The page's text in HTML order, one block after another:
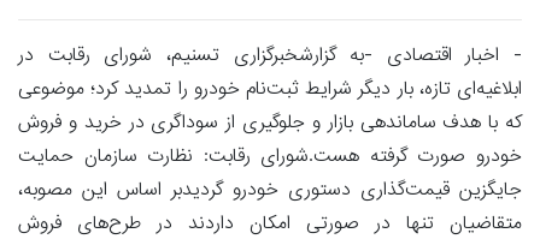
- اخبار اقتصادی -به گزارشخبرگزاری تسنیم، شورای رقابت در
ابلاغیه‌ای تازه، بار دیگر شرایط ثبت‌نام خودرو را تمدید کرد؛ موضوعی
که با هدف ساماندهی بازار و جلوگیری از سوداگری در خرید و فروش
خودرو صورت گرفته هست.شورای رقابت: نظارت سازمان حمایت
جایگزین قیمت‌گذاری دستوری خودرو گردیدبر اساس این مصوبه،
متقاضیان تنها در صورتی امکان داردند در طرح‌های فروش